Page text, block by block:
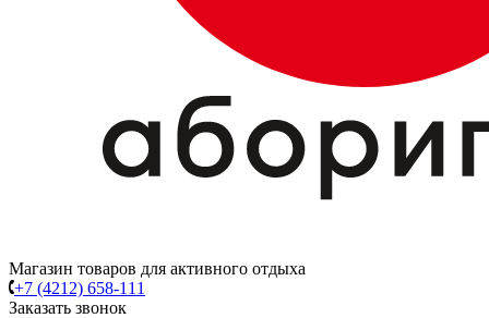
Магазин товаров для активного отдыха
+7 (4212) 658-111
Заказать звонок